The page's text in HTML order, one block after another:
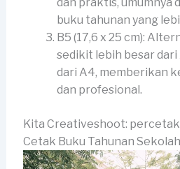
dan praktis, umumnya
buku tahunan yang
B5 (17,6 x 25 cm):
sedikit lebih besar
dari A4, memberikan
dan profesional.
Kita Creativeshoot:
Cetak Buku Tahunan Sekolah